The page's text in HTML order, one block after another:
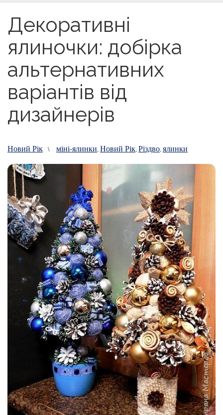
Декоративні
ялиночки: добірка
альтернативних
варіантів від
дизайнерів
Новий Рік \ міні-ялинки,Новий Рік,Різдво,ялинки